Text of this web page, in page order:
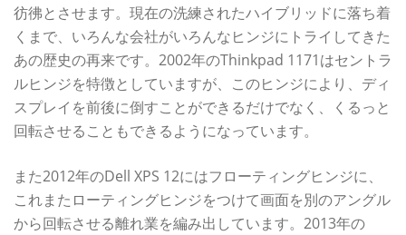
彷彿とさせます。現在の洗練されたハイブリッドに落ち着
くまで、いろんな会社がいろんなヒンジにトライしてきた
あの歴史の再来です。2002年のThinkpad 1171はセントラ
ルヒンジを特徴としていますが、このヒンジにより、ディ
スプレイを前後に倒すことができるだけでなく、くるっと
回転させることもできるようになっています。
また2012年のDell XPS 12にはフローティングヒンジに、
これまたローティングヒンジをつけて画面を別のアングル
から回転させる離れ業を編み出しています。2013年の